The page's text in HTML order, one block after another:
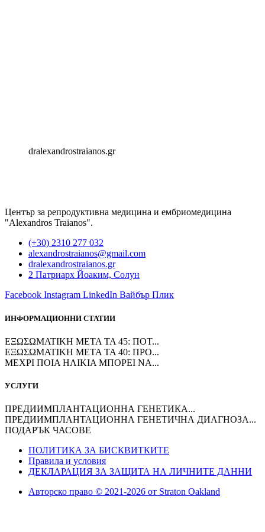
dralexandrostraianos.gr
Център за репродуктивна медицина и ембриомедицина
"Alexandros Traianos".
(+30) 2310 277 032
alexandrostraianos@gmail.com
dralexandrostraianos.gr
2 Патриарх Йоаким, Солун
Facebook Instagram LinkedIn Вайбър Плик
ИНФОРМАЦИОННИ СТАТИИ
ΕΞΩΣΩΜΑΤΙΚΗ ΜΕΤΑ ΤΑ 45: ΠΟΤ...
ΕΞΩΣΩΜΑΤΙΚΗ ΜΕΤΑ ΤΑ 40: ΠΡΟ...
ΜΕΧΡΙ ΠΟΙΑ ΗΛΙΚΙΑ ΜΠΟΡΕΙ ΝΑ...
УСЛУГИ
ПРЕДИИМПЛАНТАЦИОННА ГЕНЕТИКА...
ПРЕДИИМПЛАНТАЦИОННА ГЕНЕТИЧНА ДИАГНОЗА...
ПОДАРЪК ЧАСОВЕ
ПОЛИТИКА ЗА БИСКВИТКИТЕ
Правила и условия
ДЕКЛАРАЦИЯ ЗА ЗАЩИТА НА ЛИЧНИТЕ ДАННИ
Авторско право © 2021-2026 от Straton Oakland